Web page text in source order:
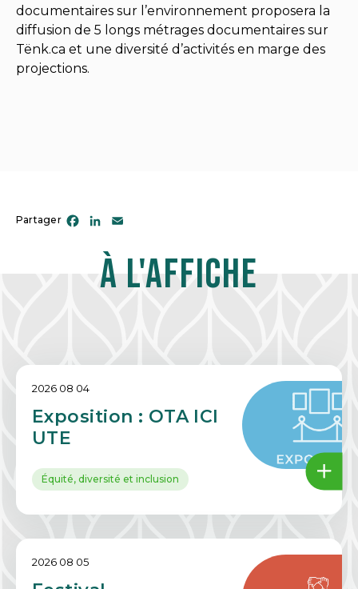
documentaires sur l’environnement proposera la
diffusion de 5 longs métrages documentaires sur
Tënk.ca et une diversité d’activités en marge des
projections.
Partager Facebook
LinkedIn
À l'affiche
2026 08 04
Exposition : OTA ICI
UTE
Équité, diversité et inclusion
2026 08 05